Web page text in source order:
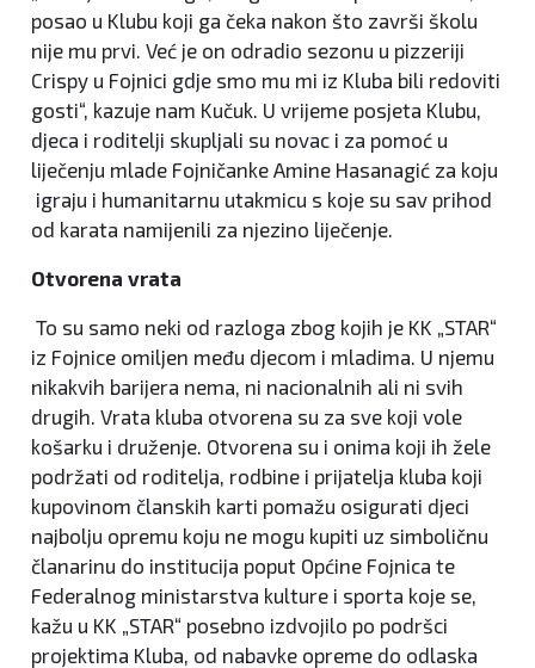
posao u Klubu koji ga čeka nakon što završi školu
nije mu prvi. Već je on odradio sezonu u pizzeriji
Crispy u Fojnici gdje smo mu mi iz Kluba bili redoviti
gosti“, kazuje nam Kučuk. U vrijeme posjeta Klubu,
djeca i roditelji skupljali su novac i za pomoć u
liječenju mlade Fojničanke Amine Hasanagić za koju
igraju i humanitarnu utakmicu s koje su sav prihod
od karata namijenili za njezino liječenje.
Otvorena vrata
To su samo neki od razloga zbog kojih je KK „STAR“
iz Fojnice omiljen među djecom i mladima. U njemu
nikakvih barijera nema, ni nacionalnih ali ni svih
drugih. Vrata kluba otvorena su za sve koji vole
košarku i druženje. Otvorena su i onima koji ih žele
podržati od roditelja, rodbine i prijatelja kluba koji
kupovinom članskih karti pomažu osigurati djeci
najbolju opremu koju ne mogu kupiti uz simboličnu
članarinu do institucija poput Općine Fojnica te
Federalnog ministarstva kulture i sporta koje se,
kažu u KK „STAR“ posebno izdvojilo po podršci
projektima Kluba, od nabavke opreme do odlaska